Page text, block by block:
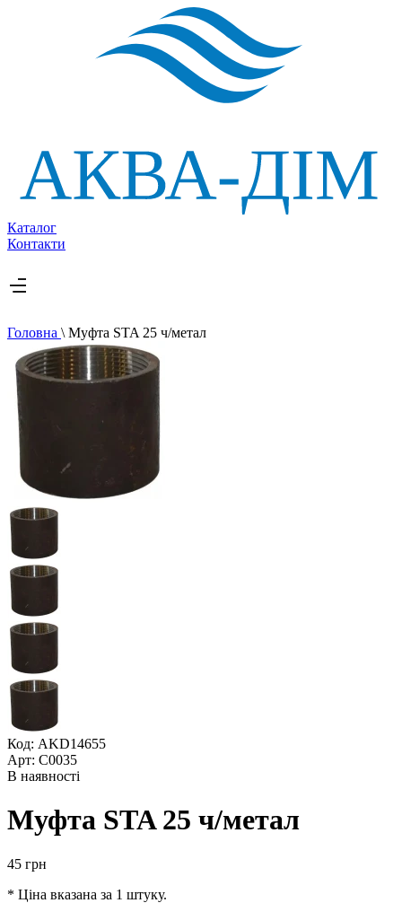
Каталог
Контакти
Головна \ Муфта STA 25 ч/метал
Код: AKD14655
Арт: С0035
В наявності
Муфта STA 25 ч/метал
45 грн
* Ціна вказана за 1 штуку.